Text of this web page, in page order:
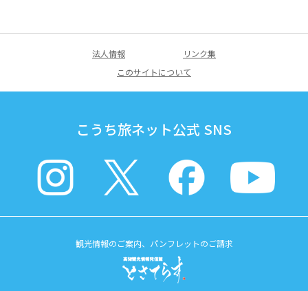
法人情報
リンク集
このサイトについて
こうち旅ネット公式 SNS
観光情報のご案内、パンフレットのご請求